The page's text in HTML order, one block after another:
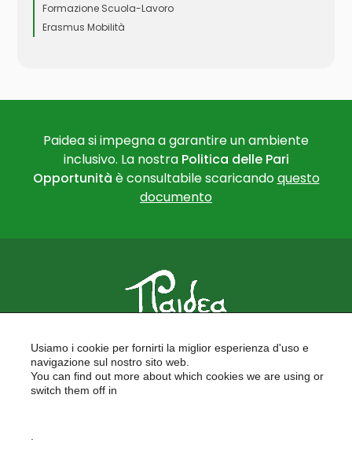
Formazione Scuola-Lavoro
Erasmus Mobilità
Paidea si impegna a garantire un ambiente
inclusivo. La nostra Politica delle Pari
Opportunità è consultabile scaricandoquesto
documento
FORMAZIONE PER LE SCUOLE
FORMAZIONE PROFESSIONALE
PROGETTI EUROPEI
Usiamo i cookie per fornirti la miglior esperienza d'uso e
navigazione sul nostro sito web.
You can find out more about which cookies we are using or
switch them off in